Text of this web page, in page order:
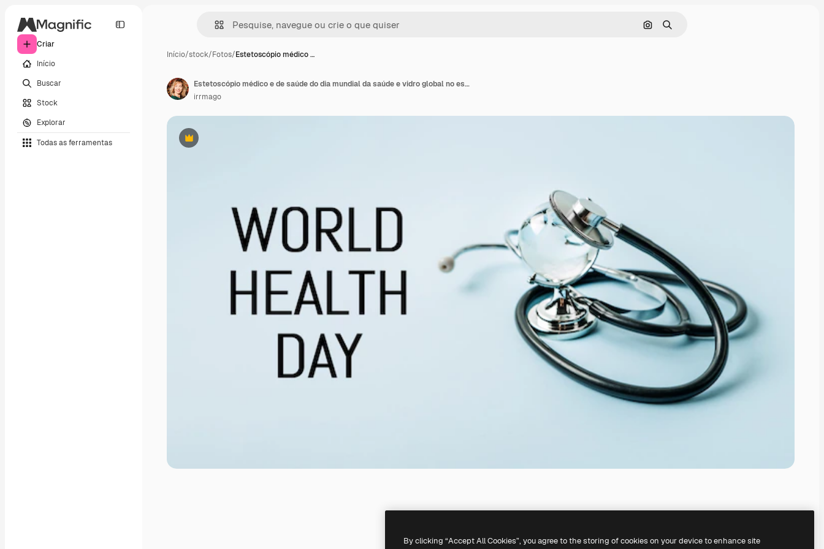
Criar
Início
Buscar
Stock
Explorar
Todas as ferramentas
Pesquisar por imagem
Buscar
Início/stock/Fotos/Estetoscópio médico …
Premium
Estetoscópio médico e de saúde do dia mundial da saúde e vidro global no espaço da cópia de fundo azul
irrmago
By clicking “Accept All Cookies”, you agree to the storing of cookies on your device to enhance site